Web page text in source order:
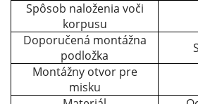
Spôsob naloženia voči
korpusu
Doporučená montážna
podložka
Montážny otvor pre
misku